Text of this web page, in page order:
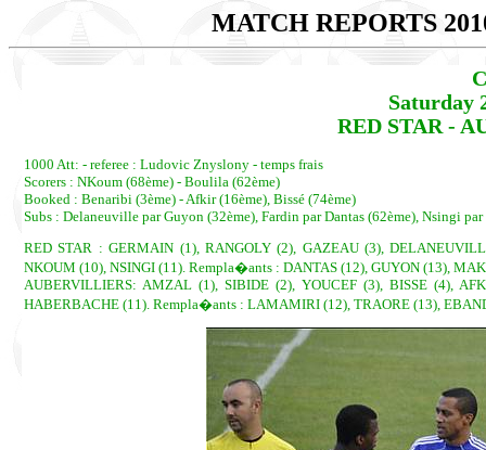
MATCH REPORTS
Saturday
RED STAR -
1000 Att: - referee : Ludovic Znyslony - temps frais
Scorers : NKoum (68ème) - Boulila (62ème)
Booked : Benaribi (3ème) - Afkir (16ème), Bissé (74ème)
Subs : Delaneuville par Guyon (32ème), Fardin par Dantas (62ème), Nsingi
RED STAR : GERMAIN (1), RANGOLY (2), GAZEAU (3),
NKOUM (10), NSINGI (11). Rempla�ants : DANTAS (12), GUYON (13),
AUBERVILLIERS: AMZAL (1), SIBIDE (2), YOUCEF (3), BISSE (4),
HABERBACHE (11). Rempla�ants : LAMAMIRI (12), TRAORE (13),